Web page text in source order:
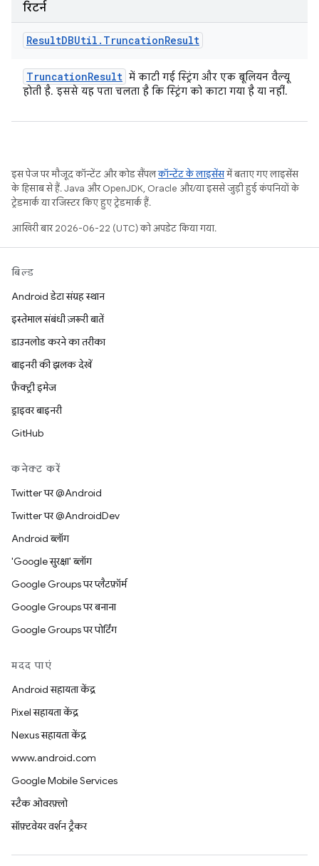
रिटर्न
ResultDBUtil . TruncationResult
TruncationResult में काटी गई स्ट्रिंग और एक बूलियन वैल्यू
होती है. इससे यह पता चलता है कि स्ट्रिंग को काटा गया है या नहीं.
इस पेज पर मौजूद कॉन्टेंट और कोड सैंपलकॉन्टेंट के लाइसेंसमें बताए गए लाइसेंस
के हिसाब से हैं. Java और OpenJDK, Oracle और/या इससे जुड़ी हुई कंपनियों के
ट्रेडमार्क या रजिस्टर किए हुए ट्रेडमार्क हैं.
आखिरी बार 2026-06-22 (UTC) को अपडेट किया गया.
बिल्ड
Android डेटा संग्रह स्थान
इस्तेमाल संबंधी ज़रूरी बातें
डाउनलोड करने का तरीका
बाइनरी की झलक देखें
फ़ैक्ट्री इमेज
ड्राइवर बाइनरी
GitHub
कनेक्ट करें
Twitter पर @Android
Twitter पर @AndroidDev
Android ब्लॉग
'Google सुरक्षा' ब्लॉग
Google Groups पर प्लैटफ़ॉर्म
Google Groups पर बनाना
Google Groups पर पोर्टिंग
मदद पाएं
Android सहायता केंद्र
Pixel सहायता केंद्र
Nexus सहायता केंद्र
www.android.com
Google Mobile Services
स्टैक ओवरफ़्लो
सॉफ़्टवेयर वर्शन ट्रैकर